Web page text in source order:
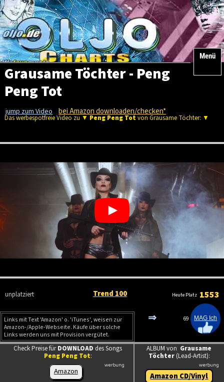
Menü
Grausame Töchter - Peng
Peng Tot
jump zum Video bei Amazon downloaden/checken*
Das werbespotfreie Video zu ▼ Peng Peng Tot von Grausame Töchter: ▼
unplatziert Trend 100 Heute Platz 1553
Links mit Text 'Amazon' o. 'iTunes', weisen zur
Amazon-/Apple-Webseite. Käufe über solche
Links werden uns mit Provision vergütet.
⇒ 69
Check Preise fürDOWNLOAD des Songs
Peng Peng Tot:
Amazon
ALBUM von Grausame
Töchter(Lead-Artist):
Amazon CD/Vinyl